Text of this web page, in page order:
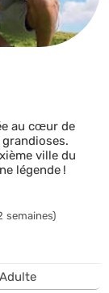
au cœur de
ville du
légende !
semaines)
Adulte